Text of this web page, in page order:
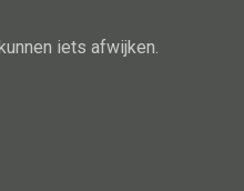
iets afwijken.